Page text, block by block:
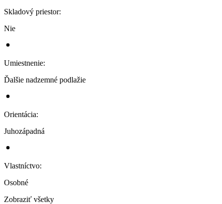
Skladový priestor:
Nie
Umiestnenie:
Ďalšie nadzemné podlažie
Orientácia:
Juhozápadná
Vlastníctvo:
Osobné
Zobraziť všetky